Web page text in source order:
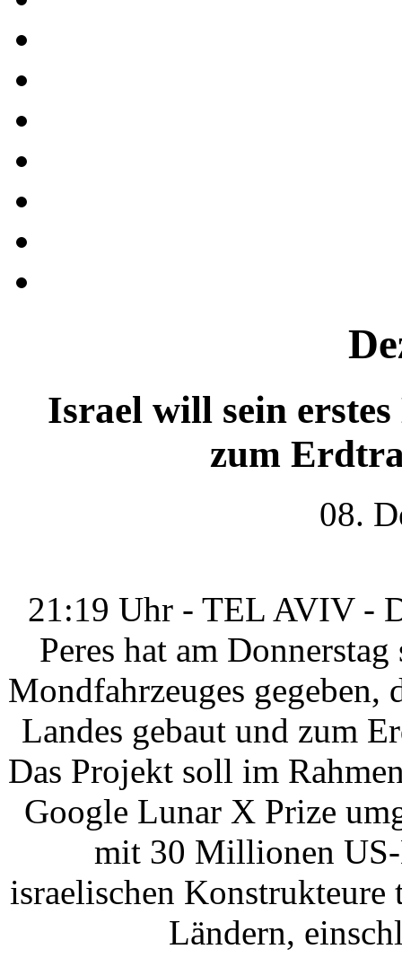
Israel will sein
zum
08.
21:19 Uhr - TEL AVIV -
Peres hat am
Mondfahrzeuges gegeben,
Landes gebaut und zum
Das Projekt soll im
Google Lunar X Prize
mit 30 Millionen
israelischen Konstrukteure
Ländern,